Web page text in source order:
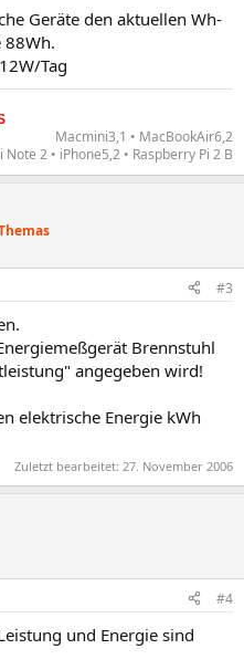
Geräte den aktuellen Wh-
88Wh.
Tag
Macmini3,1 • MacBookAir6,2
Note 2 • iPhone5,2 • Raspberry Pi 2 B​
#3
Brennstuhl
angegeben wird!
elektrische Energie kWh
Zuletzt bearbeitet: 27. November 2006
#4
und Energie sind